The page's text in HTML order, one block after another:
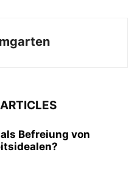
Befreiung von